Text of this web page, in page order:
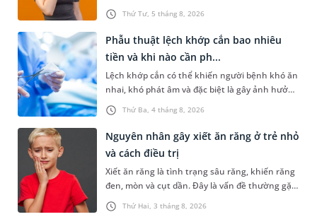
Thứ Tư, 5 tháng 8, 2026
đề nghiêm trọng, đặc biệt gây ảnh hưởng lớn
đến răng số 7. Bài viết dưới đây sẽ giúp bạn
hiểu rõ hơn về nguyên nhân, dấu hiệu nhận
biết và phương pháp điều trị áp xe răng số 8
phù hợp.
Thứ Ba, 4 tháng 8, 2026
Phẫu thuật lệch khớp cắn bao nhiêu
tiền và khi nào cần ph...
Lệch khớp cắn có thể khiến người bệnh khó ăn
nhai, khó phát âm và đặc biệt là gây ảnh hưởng
đến thẩm mỹ. Một trong những phương pháp
được áp dụng để điều trị lệch khớp cắn là phẫu
thuật. Vậy phẫu thuật lệch khớp cắn bao nhiêu
tiền và khi nào cần phẫu thuật?
Thứ Hai, 3 tháng 8, 2026
Nguyên nhân gây xiết ăn răng ở trẻ nhỏ
và cách điều trị
Xiết ăn răng là tình trạng sâu răng, khiến răng
đen, mòn và cụt dần. Đây là vấn đề thường gặp
ở trẻ nhỏ nhưng cũng có thể xảy ra ở người lớn
nếu vệ sinh răng kém hoặc có thói quen ăn